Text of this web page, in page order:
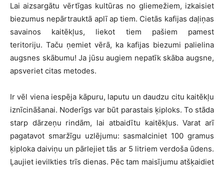
Lai aizsargātu vērtīgas kultūras no gliemežiem, izkaisiet
biezumus nepārtrauktā aplī ap tiem. Cietās kafijas daļiņas
savainos kaitēkļus, liekot tiem pašiem pamest
teritoriju. Taču ņemiet vērā, ka kafijas biezumi palielina
augsnes skābumu! Ja jūsu augiem nepatīk skāba augsne,
apsveriet citas metodes.
Ir vēl viena iespēja kāpuru, laputu un daudzu citu kaitēkļu
iznīcināšanai. Noderīgs var būt parastais ķiploks. To stāda
starp dārzeņu rindām, lai atbaidītu kaitēkļus. Varat arī
pagatavot smaržīgu uzlējumu: sasmalciniet 100 gramus
ķiploka daiviņu un pārlejiet tās ar 5 litriem verdoša ūdens.
Ļaujiet ievilkties trīs dienas. Pēc tam maisījumu atšķaidiet